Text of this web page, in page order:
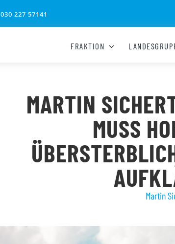
030 227 57141
FRAKTION
MARTIN
MUSS
Martin